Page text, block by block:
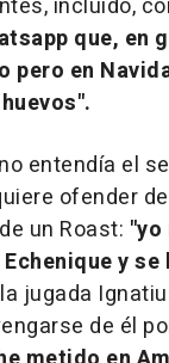
incluido,
que, en
pero en
entendía el
ofender
un Roast:
y se
jugada
de él